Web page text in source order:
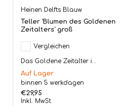
Heinen Delfts Blauw
Teller 'Blumen des Goldenen
Zeitalters' groß
Vergleichen
Das Goldene Zeitalter i...
Auf Lager
binnen 5 werkdagen
€29,95
Inkl. MwSt.